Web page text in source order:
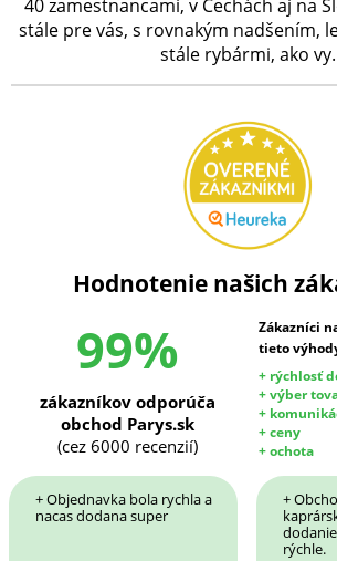
40 zamestnancami, v Čechách aj na
stále pre vás, s rovnakým nadšením,
stále rybármi, ako vy.
Hodnotenie našich
99%
Zákazníci
tieto
+ rýchlosť
+ výber
+
+ ceny
+ ochota
zákazníkov odporúča
obchod Parys.sk
(cez 6000 recenzií)
+ Objednavka bola rychla a
nacas dodana super
+
rýchle.